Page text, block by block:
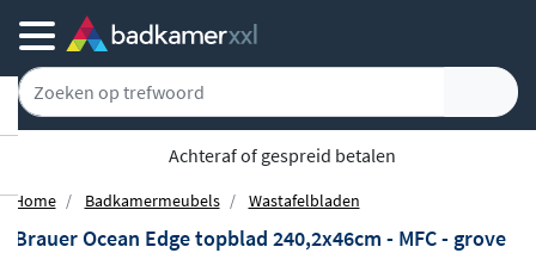
5779 klanten geven ons een 9.1
Home Badkamermeubels Wastafelbladen
Brauer Ocean Edge topblad 240,2x46cm - MFC - grove